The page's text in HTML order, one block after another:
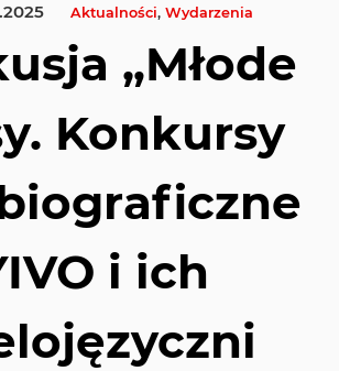
Aktualności, Wydarzenia
„Młode
Konkursy
i ich